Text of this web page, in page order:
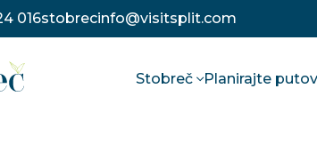
016stobrecinfo@visitsplit.com
Stobreč Planirajte